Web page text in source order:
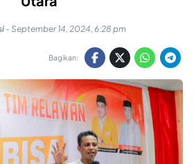
- September 14, 2024, 6:28 pm
Bagikan: